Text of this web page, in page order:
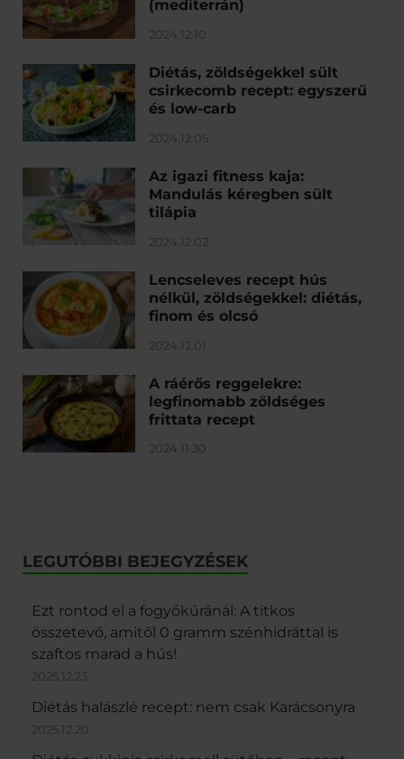
(mediterrán)
2024.12.10
Diétás, zöldségekkel sült
csirkecomb recept: egyszerű
és low-carb
2024.12.05
Az igazi fitness kaja:
Mandulás kéregben sült
tilápia
2024.12.02
Lencseleves recept hús
nélkül, zöldségekkel: diétás,
finom és olcsó
2024.12.01
A ráérős reggelekre:
legfinomabb zöldséges
frittata recept
2024.11.30
LEGUTÓBBI BEJEGYZÉSEK
Ezt rontod el a fogyókúránál: A titkos
összetevő, amitől 0 gramm szénhidráttal is
szaftos marad a hús!
2025.12.23
Diétás halászlé recept: nem csak Karácsonyra
2025.12.20